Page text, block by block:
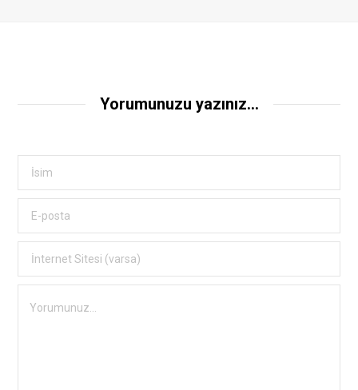
Yorumunuzu yazınız...